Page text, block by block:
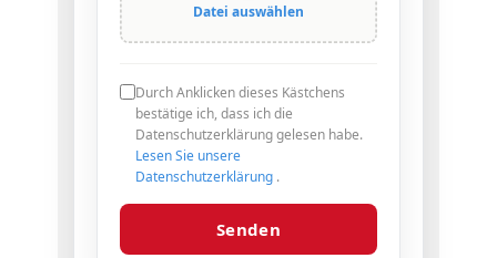
Datei auswählen
Durch Anklicken dieses Kästchens
bestätige ich, dass ich die
Datenschutzerklärung gelesen habe.
Lesen Sie unsere
Datenschutzerklärung .
Senden